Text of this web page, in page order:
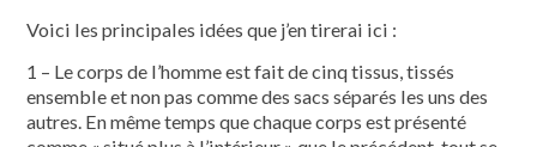
Voici les principales idées que j’en tirerai ici :
1 – Le corps de l’homme est fait de cinq tissus, tissés
ensemble et non pas comme des sacs séparés les uns des
autres. En même temps que chaque corps est présenté